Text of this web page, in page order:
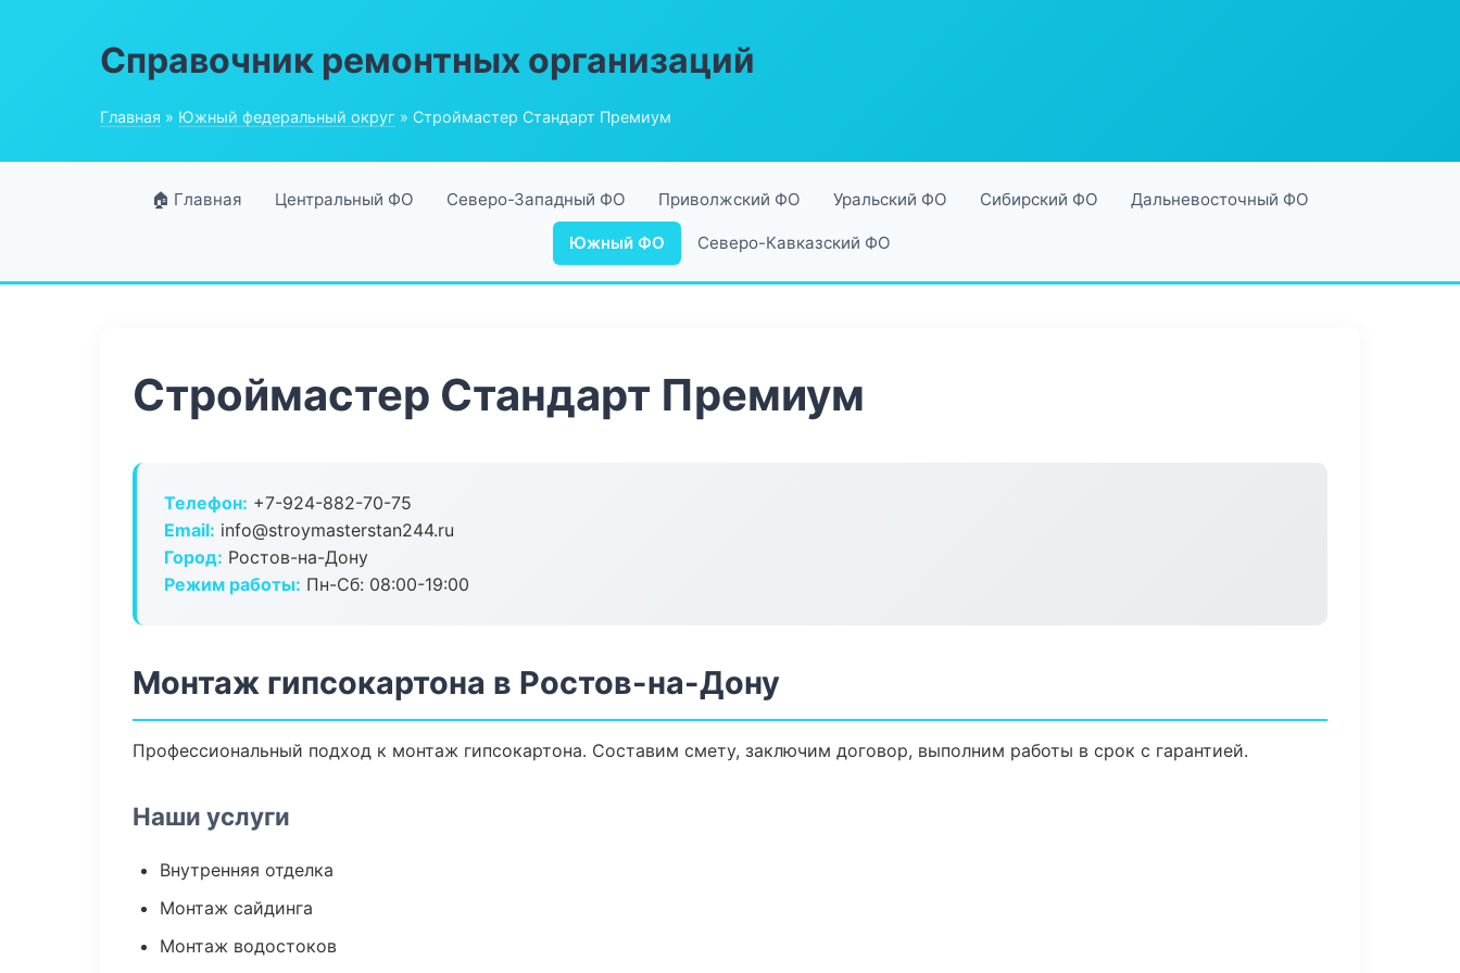
Справочник ремонтных организаций
Главная » Южный федеральный округ » Строймастер Стандарт Премиум
🏠 Главная Центральный ФО Северо-Западный ФО Приволжский ФО Уральский ФО Сибирский ФО Дальневосточный ФО
Южный ФО Северо-Кавказский ФО
Строймастер Стандарт Премиум
Телефон: +7-924-882-70-75
Email: info@stroymasterstan244.ru
Город: Ростов-на-Дону
Режим работы: Пн-Сб: 08:00-19:00
Монтаж гипсокартона в Ростов-на-Дону
Профессиональный подход к монтаж гипсокартона. Составим смету, заключим договор, выполним работы в срок с гарантией.
Наши услуги
Внутренняя отделка
Монтаж сайдинга
Монтаж водостоков